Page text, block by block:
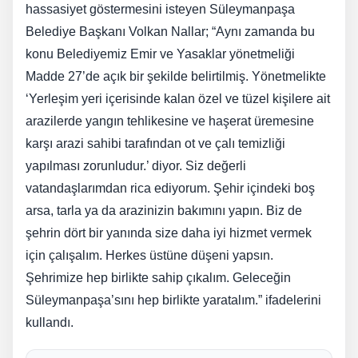
hassasiyet göstermesini isteyen Süleymanpaşa
Belediye Başkanı Volkan Nallar; “Aynı zamanda bu
konu Belediyemiz Emir ve Yasaklar yönetmeliği
Madde 27’de açık bir şekilde belirtilmiş. Yönetmelikte
‘Yerleşim yeri içerisinde kalan özel ve tüzel kişilere ait
arazilerde yangın tehlikesine ve haşerat üremesine
karşı arazi sahibi tarafından ot ve çalı temizliği
yapılması zorunludur.’ diyor. Siz değerli
vatandaşlarımdan rica ediyorum. Şehir içindeki boş
arsa, tarla ya da arazinizin bakımını yapın. Biz de
şehrin dört bir yanında size daha iyi hizmet vermek
için çalışalım. Herkes üstüne düşeni yapsın.
Şehrimize hep birlikte sahip çıkalım. Geleceğin
Süleymanpaşa’sını hep birlikte yaratalım.” ifadelerini
kullandı.